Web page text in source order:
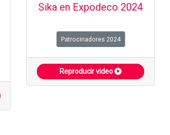
Sika en Expodeco 2024
Patrocinadores 2024
Reproducir video